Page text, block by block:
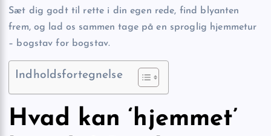
Sæt dig godt til rette i din egen rede, find blyanten
frem, og lad os sammen tage på en sproglig hjemmetur
– bogstav for bogstav.
Indholdsfortegnelse
Hvad kan ‘hjemmet’